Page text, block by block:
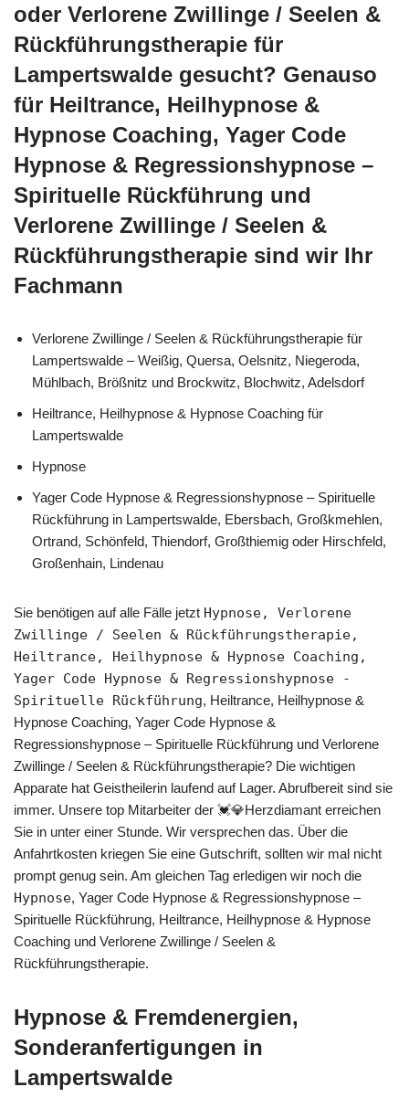
oder Verlorene Zwillinge / Seelen &
Rückführungstherapie für
Lampertswalde gesucht? Genauso
für Heiltrance, Heilhypnose &
Hypnose Coaching, Yager Code
Hypnose & Regressionshypnose –
Spirituelle Rückführung und
Verlorene Zwillinge / Seelen &
Rückführungstherapie sind wir Ihr
Fachmann
Verlorene Zwillinge / Seelen & Rückführungstherapie für
Lampertswalde – Weißig, Quersa, Oelsnitz, Niegeroda,
Mühlbach, Brößnitz und Brockwitz, Blochwitz, Adelsdorf
Heiltrance, Heilhypnose & Hypnose Coaching für
Lampertswalde
Hypnose
Yager Code Hypnose & Regressionshypnose – Spirituelle
Rückführung in Lampertswalde, Ebersbach, Großkmehlen,
Ortrand, Schönfeld, Thiendorf, Großthiemig oder Hirschfeld,
Großenhain, Lindenau
Sie benötigen auf alle Fälle jetzt Hypnose, Verlorene
Zwillinge / Seelen & Rückführungstherapie,
Heiltrance, Heilhypnose & Hypnose Coaching,
Yager Code Hypnose & Regressionshypnose -
Spirituelle Rückführung, Heiltrance, Heilhypnose &
Hypnose Coaching, Yager Code Hypnose &
Regressionshypnose – Spirituelle Rückführung und Verlorene
Zwillinge / Seelen & Rückführungstherapie? Die wichtigen
Apparate hat Geistheilerin laufend auf Lager. Abrufbereit sind sie
immer. Unsere top Mitarbeiter der 💓️💎Herzdiamant erreichen
Sie in unter einer Stunde. Wir versprechen das. Über die
Anfahrtkosten kriegen Sie eine Gutschrift, sollten wir mal nicht
prompt genug sein. Am gleichen Tag erledigen wir noch die
Hypnose, Yager Code Hypnose & Regressionshypnose –
Spirituelle Rückführung, Heiltrance, Heilhypnose & Hypnose
Coaching und Verlorene Zwillinge / Seelen &
Rückführungstherapie.
Hypnose & Fremdenergien,
Sonderanfertigungen in
Lampertswalde